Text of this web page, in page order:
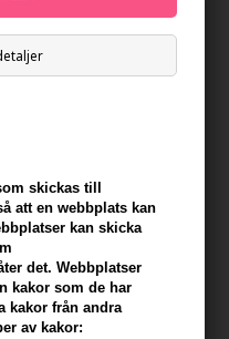
skickas till
att en webbplats kan
kan skicka
det. Webbplatser
kakor som de har
kakor från andra
av kakor:
Classic Face Lotion
Fragrance Free 50ml
SEK